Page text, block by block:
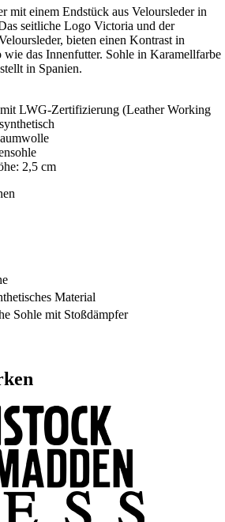
mit einem Endstück aus Veloursleder in
seitliche Logo Victoria und der
bieten einen Kontrast in
wie das Innenfutter. Sohle in Karamellfarbe
in Spanien.
LWG-Zertifizierung (Leather Working
2,5 cm
Material
Sohle mit Stoßdämpfer